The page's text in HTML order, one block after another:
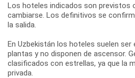
Los hoteles indicados son previstos
cambiarse. Los definitivos se
la salida.
En Uzbekistán los hoteles suelen
plantas y no disponen de ascensor.
clasificados con estrellas, ya que la
privada.